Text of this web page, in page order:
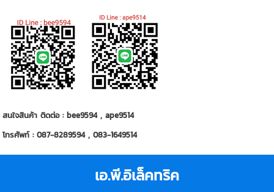
สนใจสินค้า ติดต่อ : bee9594 , ape9514
โทรศัพท์ : 087-8289594 , 083-1649514
เอ.พี.อิเล็คทริค